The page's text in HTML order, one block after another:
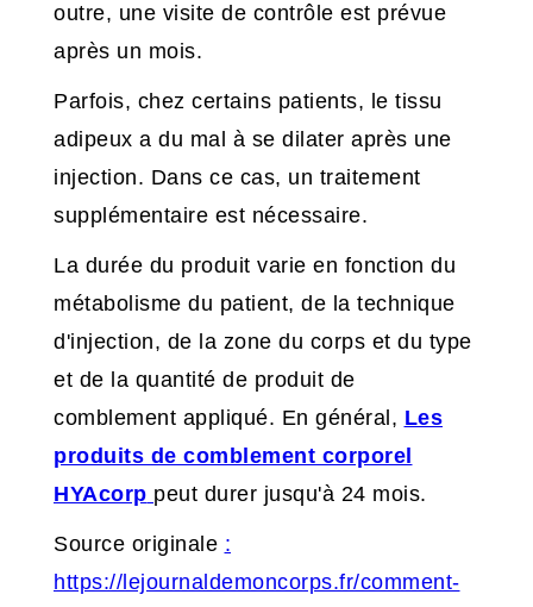
outre, une visite de contrôle est prévue
après un mois.
Parfois, chez certains patients, le tissu
adipeux a du mal à se dilater après une
injection. Dans ce cas, un traitement
supplémentaire est nécessaire.
La durée du produit varie en fonction du
métabolisme du patient, de la technique
d'injection, de la zone du corps et du type
et de la quantité de produit de
comblement appliqué. En général, Les
produits de comblement corporel
HYAcorp peut durer jusqu'à 24 mois.
Source originale :
https://lejournaldemoncorps.fr/comment-